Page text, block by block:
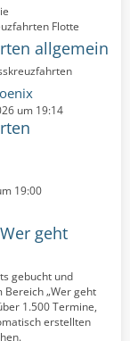
Flotte
allgemein
um 19:14
19:00
geht
gebucht und
Bereich „Wer geht
1.500 Termine,
erstellten